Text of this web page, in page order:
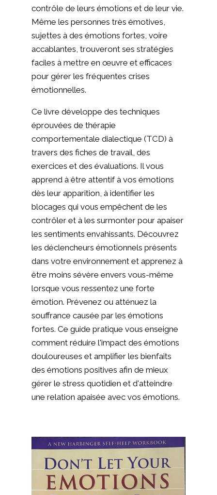
contrôle de leurs émotions et de leur vie.
Même les personnes très émotives,
sujettes à des émotions fortes, voire
accablantes, trouveront ses stratégies
faciles à mettre en œuvre et efficaces
pour gérer les fréquentes crises
émotionnelles.
Ce livre développe des techniques
éprouvées de thérapie
comportementale dialectique (TCD) à
travers des fiches de travail, des
exercices et des évaluations. Il vous
apprend à être attentif à vos émotions
dès leur apparition, à identifier les
blocages qui vous empêchent de les
contrôler et à les surmonter pour apaiser
les sentiments envahissants. Découvrez
les déclencheurs émotionnels présents
dans votre environnement et apprenez à
être moins sévère envers vous-même
lorsque vous ressentez une forte
émotion. Prévenez ou atténuez la
souffrance causée par les émotions
fortes. Ce guide pratique vous enseigne
comment réduire l'impact des émotions
douloureuses et amplifier les bienfaits
des émotions positives afin de mieux
gérer le stress quotidien et d'atteindre
une relation apaisée avec vos émotions.